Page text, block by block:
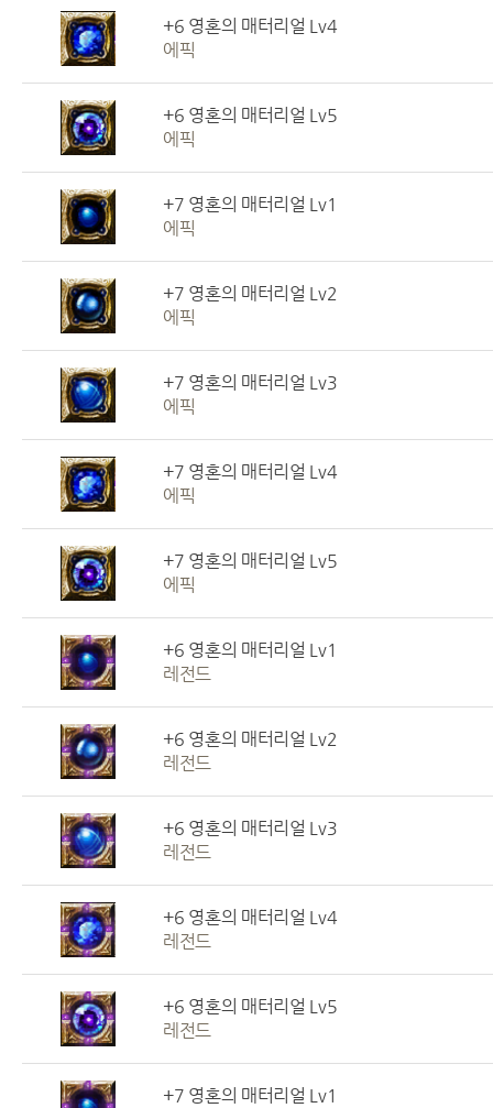
+6 영혼의 매터리얼 Lv4
에픽
+6 영혼의 매터리얼 Lv5
에픽
+7 영혼의 매터리얼 Lv1
에픽
+7 영혼의 매터리얼 Lv2
에픽
+7 영혼의 매터리얼 Lv3
에픽
+7 영혼의 매터리얼 Lv4
에픽
+7 영혼의 매터리얼 Lv5
에픽
+6 영혼의 매터리얼 Lv1
레전드
+6 영혼의 매터리얼 Lv2
레전드
+6 영혼의 매터리얼 Lv3
레전드
+6 영혼의 매터리얼 Lv4
레전드
+6 영혼의 매터리얼 Lv5
레전드
+7 영혼의 매터리얼 Lv1